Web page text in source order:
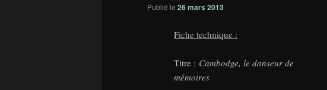
Publié le 26 mars 2013
Fiche technique :
Titre : Cambodge, le danseur de
mémoires